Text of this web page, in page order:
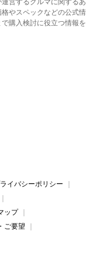
やスペックなどの公式情
購入検討に役立つ情報を
イバシーポリシー
ップ
ご要望